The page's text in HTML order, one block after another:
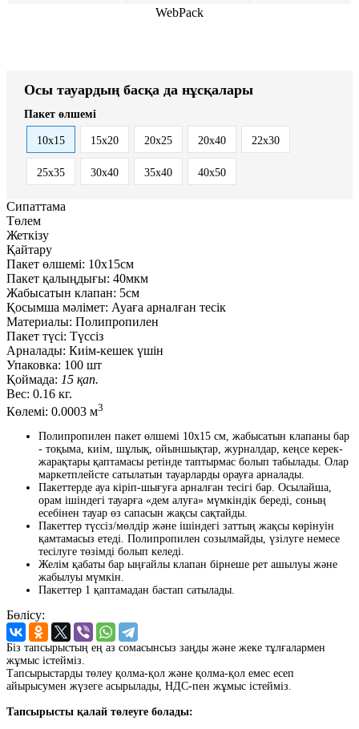
WebPack
Осы тауардың басқа да нұсқалары
Пакет өлшемі
10x15 15x20 20x25 20x40 22x30
25x35 30x40 35x40 40x50
Сипаттама
Төлем
Жеткізу
Қайтару
Пакет өлшемі: 10x15см
Пакет қалыңдығы: 40мкм
Жабысатын клапан: 5см
Қосымша мәлімет: Ауаға арналған тесік
Материалы: Полипропилен
Пакет түсі: Түссіз
Арналады: Киім-кешек үшін
Упаковка: 100 шт
Қоймада: 15 қап.
Вес: 0.16 кг.
Көлемі: 0.0003 м3
Полипропилен пакет өлшемі 10x15 см, жабысатын клапаны бар
- тоқыма, киім, шұлық, ойыншықтар, журналдар, кеңсе керек-
жарақтары қаптамасы ретінде таптырмас болып табылады. Олар
маркетплейсте сатылатын тауарларды орауға арналады.
Пакеттерде ауа кіріп-шығуға арналған тесігі бар. Осылайша,
орам ішіндегі тауарға «дем алуға» мүмкіндік береді, соның
есебінен тауар өз сапасын жақсы сақтайды.
Пакеттер түссіз/мөлдір және ішіндегі заттың жақсы көрінуін
қамтамасыз етеді. Полипропилен созылмайды, үзілуге немесе
тесілуге төзімді болып келеді.
Желім қабаты бар ыңғайлы клапан бірнеше рет ашылуы және
жабылуы мүмкін.
Пакеттер 1 қаптамадан бастап сатылады.
Бөлісу:
Біз тапсырыстың ең аз сомасынсыз заңды және жеке тұлғалармен
жұмыс істейміз.
Тапсырыстарды төлеу қолма-қол және қолма-қол емес есеп
айырысумен жүзеге асырылады, НДС-пен жұмыс істейміз.
Тапсырысты қалай төлеуге болады: